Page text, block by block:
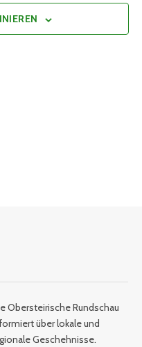
Obersteirische Rundschau
über lokale und
Geschehnisse.